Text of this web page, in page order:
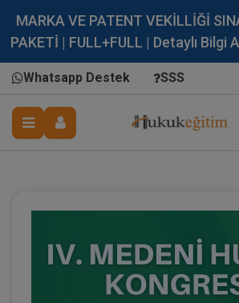
MARKA VE PATENT VEKİLLİĞİ
PAKETİ | FULL+FULL | Detaylı Bilgi
Whatsapp Destek SSS